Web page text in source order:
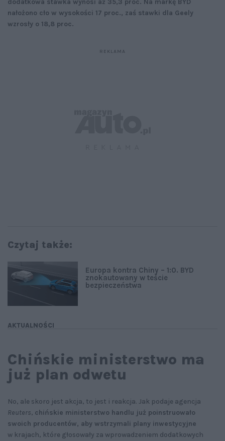
dodatkowa stawka wynosi aż 35,3 proc. Na markę BYD
nałożono cło w wysokości 17 proc., zaś stawki dla Geely
wzrosły o 18,8 proc.
Czytaj także:
AKTUALNOŚCI
Europa kontra Chiny – 1:0. BYD
znokautowany w teście
bezpieczeństwa
Chińskie ministerstwo ma
już plan odwetu
No, ale skoro jest akcja, to jest i reakcja. Jak podaje agencja
Reuters, chińskie ministerstwo handlu już poinstruowało
swoich producentów, aby wstrzymali plany inwestycyjne
w krajach, które głosowały za wprowadzeniem dodatkowych